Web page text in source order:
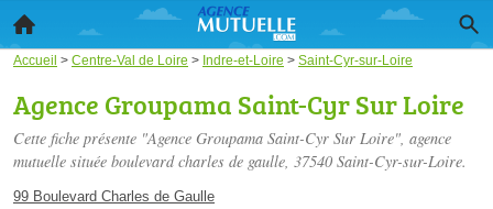
Accueil > Centre-Val de Loire > Indre-et-Loire > Saint-Cyr-sur-Loire
Agence Groupama Saint-Cyr Sur Loire
Cette fiche présente "Agence Groupama Saint-Cyr Sur Loire", agence
mutuelle située boulevard charles de gaulle, 37540 Saint-Cyr-sur-Loire.
99 Boulevard Charles de Gaulle